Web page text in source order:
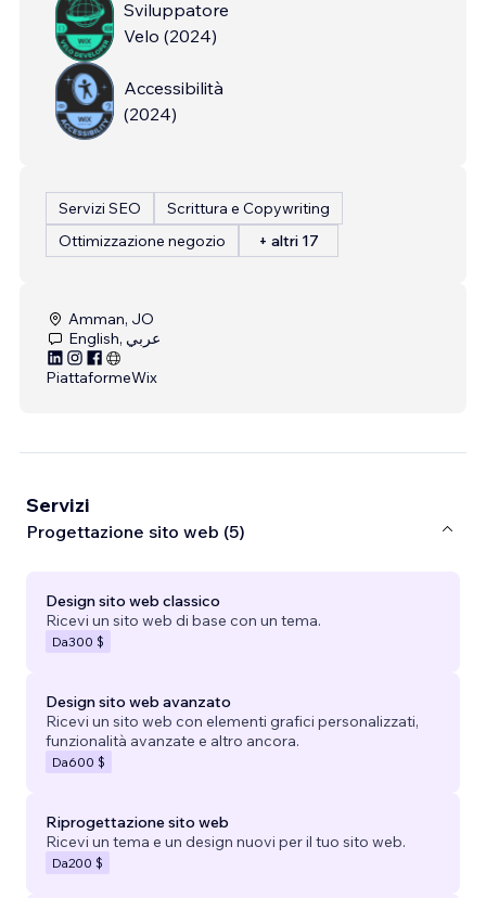
Sviluppatore
Velo (2024)
Accessibilità
(2024)
Servizi SEO
Scrittura e Copywriting
Ottimizzazione negozio
+ altri 17
Amman, JO
English, عربي
PiattaformeWix
Servizi
Progettazione sito web (5)
Design sito web classico
Ricevi un sito web di base con un tema.
Da300 $
Design sito web avanzato
Ricevi un sito web con elementi grafici personalizzati,
funzionalità avanzate e altro ancora.
Da600 $
Riprogettazione sito web
Ricevi un tema e un design nuovi per il tuo sito web.
Da200 $